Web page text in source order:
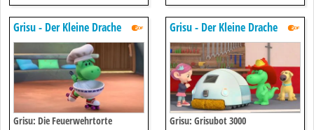
Grisu - Der Kleine Drache
Grisu: Die Feuerwehrtorte
Grisu - Der Kleine Drache
Grisu: Grisubot 3000